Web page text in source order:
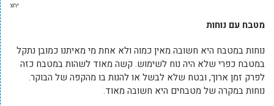
יחצ
מטבח עם נוחות
נוחות במטבח היא חשובה מאין כמוה ולא אחת מי מאיתנו כמובן נתקל
במטבח כפרי שלא היה נוח לשימוש. קשה מאוד לשהות במטבח כזה
לפרק זמן ארוך, ובטח שלא לבשל או להנות בו מהקפה של הבוקר.
נוחות במקרה של מטבחים היא חשובה מאוד.